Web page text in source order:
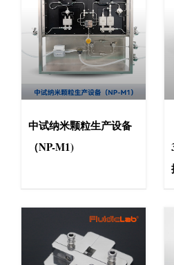
中试纳米颗粒生产设备
（NP-M1)